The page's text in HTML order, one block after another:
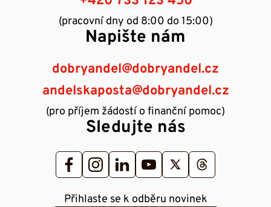
(pracovní dny od 8:00 do 15:00)
Napište nám
dobryandel@dobryandel.cz
andelskaposta@dobryandel.cz
(pro příjem žádostí o finanční pomoc)
Sledujte nás
Přihlaste se k odběru novinek